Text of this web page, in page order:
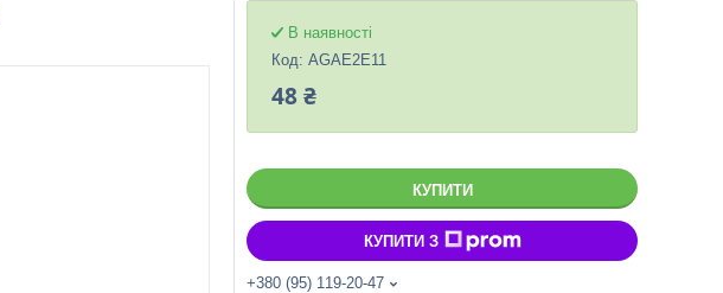
В наявності
Код: AGAE2E11
48 ₴
КУПИТИ
КУПИТИ З
+380 (95) 119-20-47